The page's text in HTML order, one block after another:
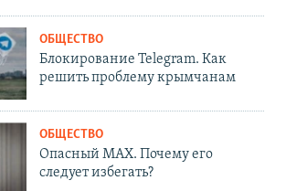
ОБЩЕСТВО
Блокирование Telegram. Как
решить проблему крымчанам
ОБЩЕСТВО
Опасный MAX. Почему его
следует избегать?